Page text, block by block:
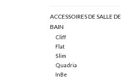
ACCESSOIRES DE SALLE DE
BAIN
Cliff
Flat
Slim
Quadria
InBe